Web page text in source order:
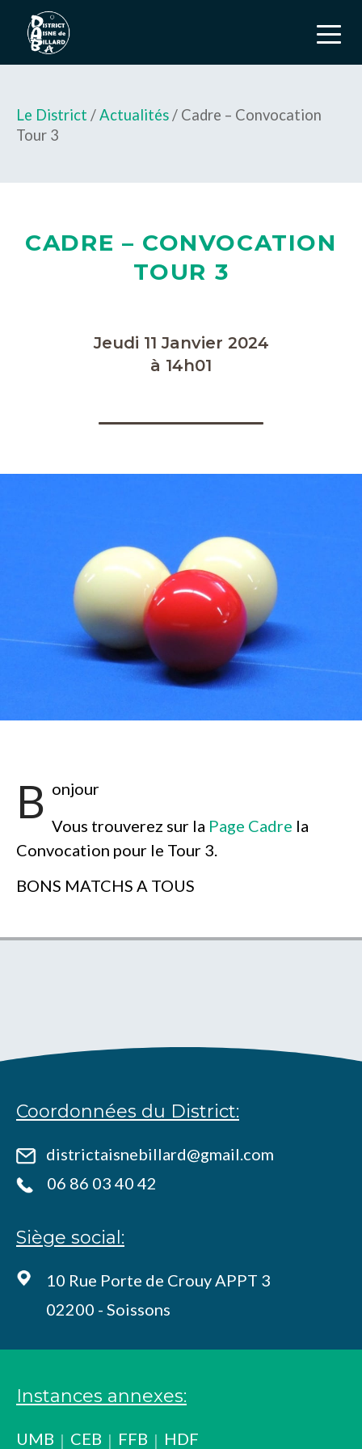
Le District /Actualités / Cadre – Convocation
Tour 3
CADRE – CONVOCATION
TOUR 3
Jeudi 11 Janvier 2024
à 14h01
B onjour
Vous trouverez sur la Page Cadre la
Convocation pour le Tour 3.
BONS MATCHS A TOUS
Coordonnées du District:
districtaisnebillard@gmail.com
06 86 03 40 42
Instances annexes:
UMB CEB FFB HDF
Siège social:
10 Rue Porte de Crouy APPT 3
02200 - Soissons